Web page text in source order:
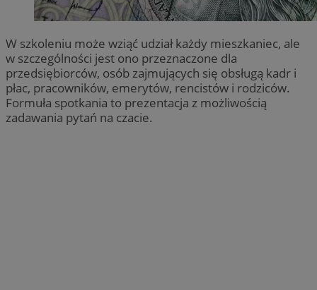
W szkoleniu może wziąć udział każdy mieszkaniec, ale
w szczególności jest ono przeznaczone dla
przedsiębiorców, osób zajmujących się obsługą kadr i
płac, pracowników, emerytów, rencistów i rodziców.
Formuła spotkania to prezentacja z możliwością
zadawania pytań na czacie.